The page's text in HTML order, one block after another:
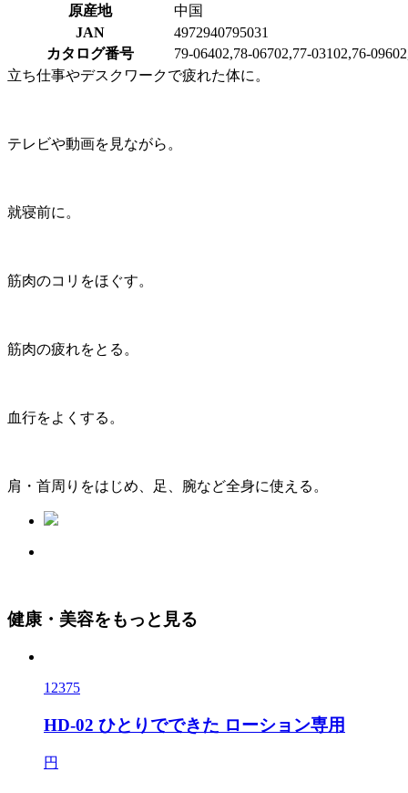
原産地
中国
JAN
4972940795031
カタログ番号
79-06402,78-06702,77-03102,76-
立ち仕事やデスクワークで疲れた体に。
テレビや動画を見ながら。
就寝前に。
筋肉のコリをほぐす。
筋肉の疲れをとる。
血行をよくする。
肩・首周りをはじめ、足、腕など全身に使える。
健康・美容をもっと見る
12375
HD-02 ひとりでできた ローション専用
円